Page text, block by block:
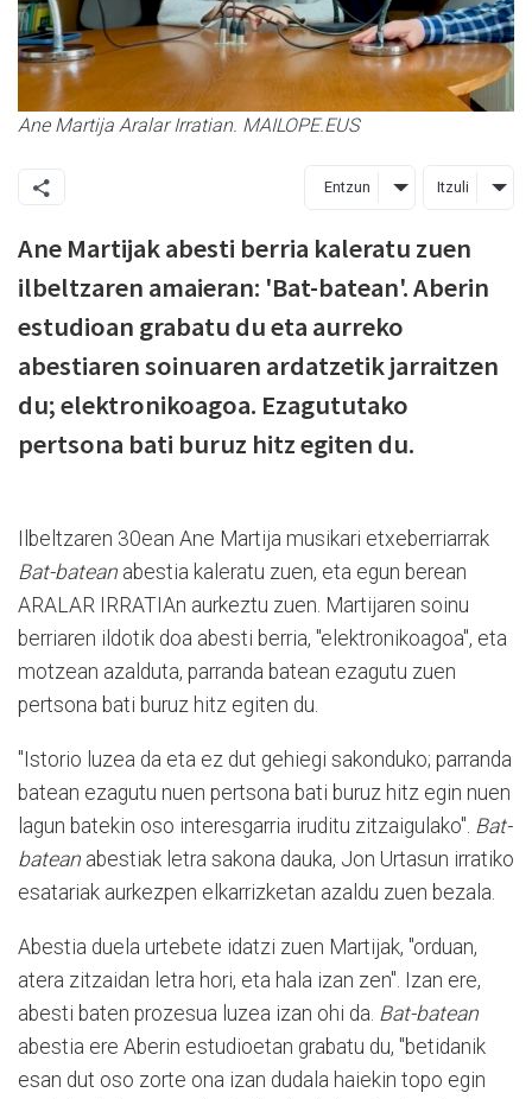
Ane Martija Aralar Irratian. MAILOPE.EUS
Entzun Itzuli
Ane Martijak abesti berria kaleratu zuen
ilbeltzaren amaieran: 'Bat-batean'. Aberin
estudioan grabatu du eta aurreko
abestiaren soinuaren ardatzetik jarraitzen
du; elektronikoagoa. Ezagututako
pertsona bati buruz hitz egiten du.
Ilbeltzaren 30ean Ane Martija musikari etxeberriarrak
Bat-batean abestia kaleratu zuen, eta egun berean
ARALAR IRRATIAn aurkeztu zuen. Martijaren soinu
berriaren ildotik doa abesti berria, "elektronikoagoa", eta
motzean azalduta, parranda batean ezagutu zuen
pertsona bati buruz hitz egiten du.
"Istorio luzea da eta ez dut gehiegi sakonduko; parranda
batean ezagutu nuen pertsona bati buruz hitz egin nuen
lagun batekin oso interesgarria iruditu zitzaigulako". Bat-
batean abestiak letra sakona dauka, Jon Urtasun irratiko
esatariak aurkezpen elkarrizketan azaldu zuen bezala.
Abestia duela urtebete idatzi zuen Martijak, "orduan,
atera zitzaidan letra hori, eta hala izan zen". Izan ere,
abesti baten prozesua luzea izan ohi da. Bat-batean
abestia ere Aberin estudioetan grabatu du, "betidanik
esan dut oso zorte ona izan dudala haiekin topo egin